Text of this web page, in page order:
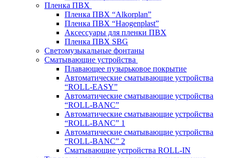
Пленка ПВХ
Пленка ПВХ “Alkorplan”
Пленка ПВХ “Haogenplast”
Аксессуары для пленки ПВХ
Пленка ПВХ SBG
Светомузыкальные фонтаны
Сматывающие устройства
Плавающее пузырьковое покрытие
Автоматические сматывающие устройства
“ROLL-EASY”
Автоматические сматывающие устройства
“ROLL-BANC”
Автоматические сматывающие устройства
“ROLL-BANC” 1
Автоматические сматывающие устройства
“ROLL-BANC” 2
Сматывающие устройства ROLL-IN